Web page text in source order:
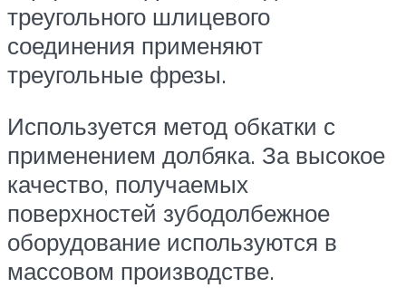
треугольного шлицевого
соединения применяют
треугольные фрезы.
Используется метод обкатки с
применением долбяка. За высокое
качество, получаемых
поверхностей зубодолбежное
оборудование используются в
массовом производстве.